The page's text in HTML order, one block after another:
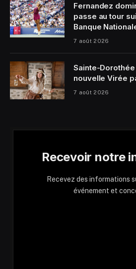
Fernandez
passe au tour
Banque
7 août 2026
Sainte-
nouvelle Virée
7 août 2026
Recevoir notre
Recevez des informations
événement et